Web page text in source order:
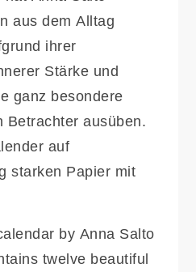
aus dem Alltag
ihrer
Stärke und
ganz besondere
Betrachter ausüben.
auf
starken Papier mit
by Anna Salto
twelve beautiful